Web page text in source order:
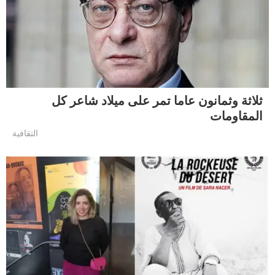
ثلاثة وثمانون عاما تمر على ميلاد شاعر كل
المقاومات
التقافية